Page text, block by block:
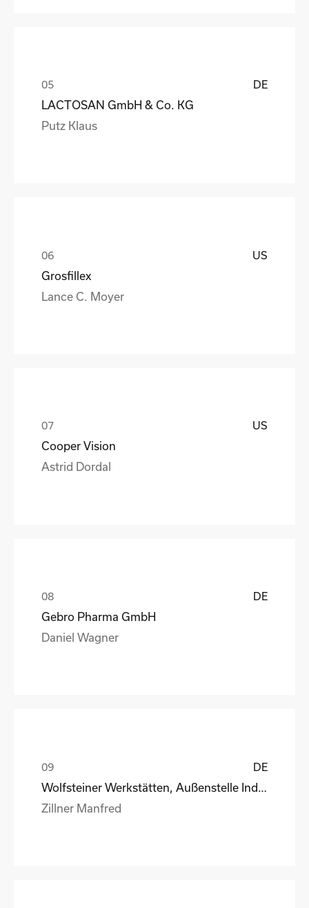
DE
LACTOSAN GmbH & Co. KG
Putz Klaus
US
Grosfillex
Lance C. Moyer
US
Cooper Vision
Astrid Dordal
DE
Gebro Pharma GmbH
Daniel Wagner
DE
Zillner Manfred